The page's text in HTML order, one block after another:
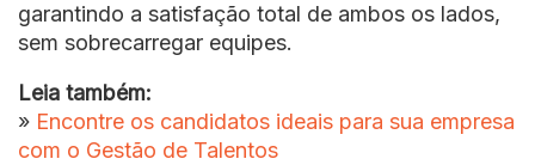
garantindo a satisfação total de ambos os lados,
sem sobrecarregar equipes.
Leia também:
» Encontre os candidatos ideais para sua empresa
com o Gestão de Talentos